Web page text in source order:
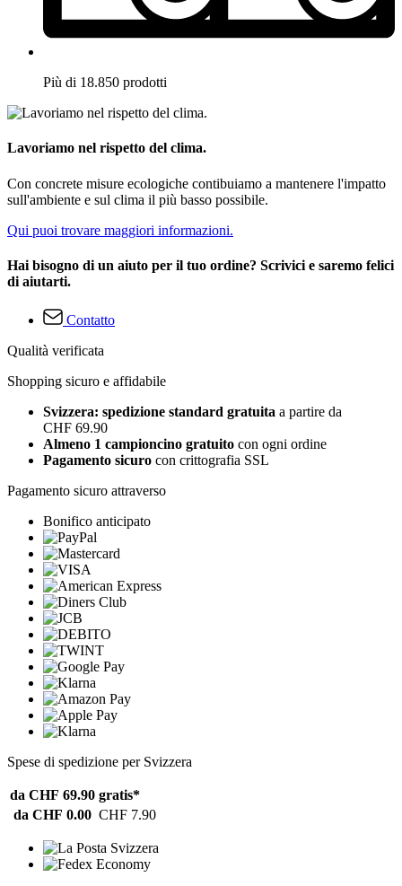
Più di 18.850 prodotti
Lavoriamo nel rispetto del clima.
Con concrete misure ecologiche contibuiamo a mantenere l'impatto
sull'ambiente e sul clima il più basso possibile.
Qui puoi trovare maggiori informazioni.
Hai bisogno di un aiuto per il tuo ordine? Scrivici e saremo felici
di aiutarti.
Contatto
Qualità verificata
Shopping sicuro e affidabile
Svizzera: spedizione standard gratuita a partire da
CHF 69.90
Almeno 1 campioncino gratuito con ogni ordine
Pagamento sicuro con crittografia SSL
Pagamento sicuro attraverso
Bonifico anticipato
Spese di spedizione per Svizzera
da CHF 69.90 gratis*
da CHF 0.00 CHF 7.90